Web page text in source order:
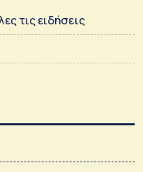
τις ειδήσεις